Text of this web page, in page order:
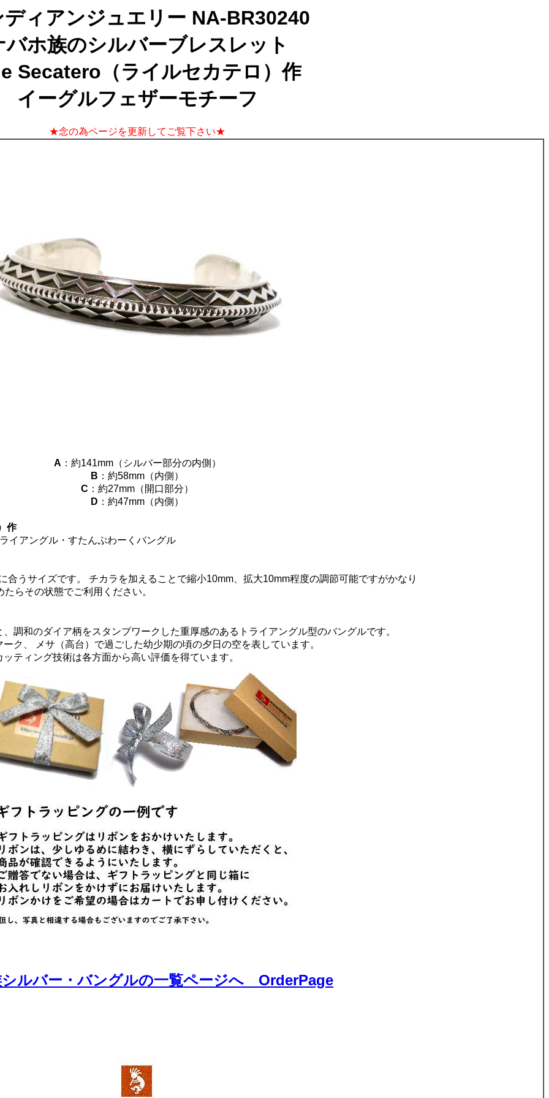
ィアンジュエリー NA-BR30240
バホ族のシルバーブレスレット
Secatero（ライルセカテロ）作
イーグルフェザーモチーフ
★念の為ページを更新してご覧下さい★
A ：約141mm（シルバー部分の内側）
B ：約58mm（内側）
C ：約27mm（開口部分）
D ：約47mm（内側）
作
イアングル・すたんぷわーくバングル
合うサイズです。 チカラを加えることで縮小10mm、拡大10mm程度の調節可能ですがかなり
らその状態でご利用ください。
調和のダイア柄をスタンプワークした重厚感のあるトライアングル型のバングルです。
ク、 メサ（高台）で過ごした幼少期の頃の夕日の空を表しています。
ティング技術は各方面から高い評価を得ています。
ルバー・バングルの一覧ページへ OrderPage